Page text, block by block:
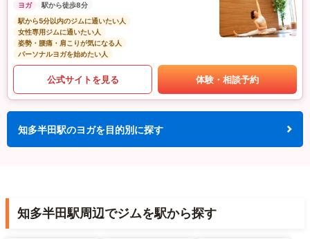
ヨガ
駅から徒歩8分
駅から5分以内のジムに通いたい人
女性専用ジムに通いたい人
姿勢・腰痛・肩こりが気になる人
パーソナルヨガを始めたい人
公式サイトを見る 体験・相談予約
知多半田駅のヨガを目的別に探す
知多半田駅周辺でジムを駅から探す